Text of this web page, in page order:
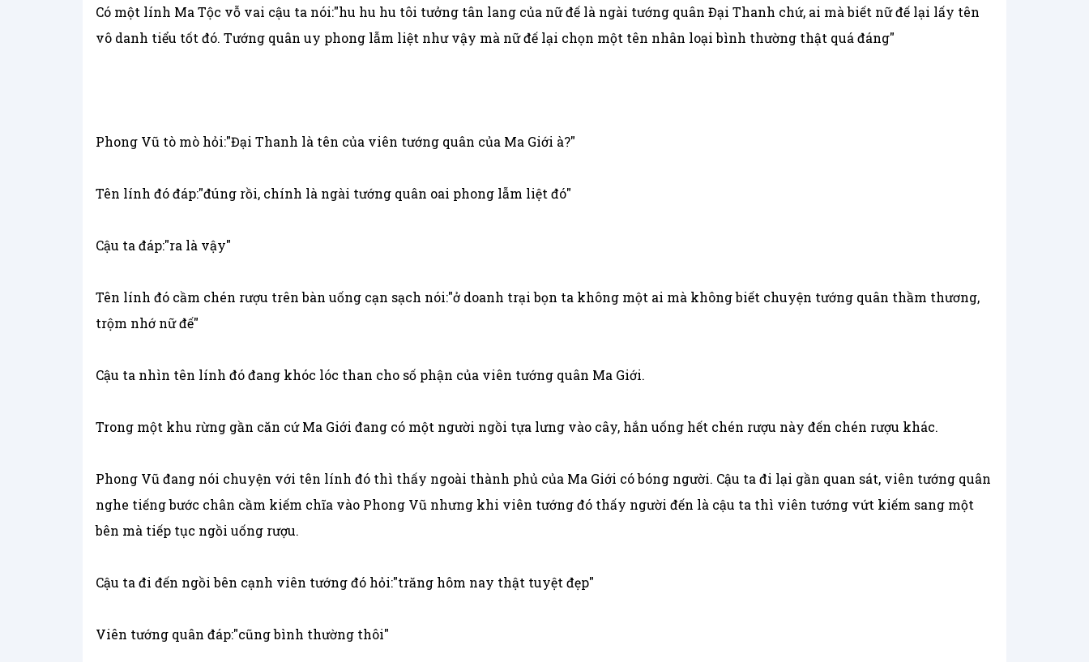
Có một lính Ma Tộc vỗ vai cậu ta nói:"hu hu hu tôi tưởng tân lang của nữ đế là ngài tướng quân Đại Thanh chứ, ai mà biết nữ đế lại lấy tên
vô danh tiểu tốt đó. Tướng quân uy phong lẫm liệt như vậy mà nữ đế lại chọn một tên nhân loại bình thường thật quá đáng"
Phong Vũ tò mò hỏi:"Đại Thanh là tên của viên tướng quân của Ma Giới à?"
Tên lính đó đáp:"đúng rồi, chính là ngài tướng quân oai phong lẫm liệt đó"
Cậu ta đáp:"ra là vậy"
Tên lính đó cầm chén rượu trên bàn uống cạn sạch nói:"ở doanh trại bọn ta không một ai mà không biết chuyện tướng quân thầm thương,
trộm nhớ nữ đế"
Cậu ta nhìn tên lính đó đang khóc lóc than cho số phận của viên tướng quân Ma Giới.
Trong một khu rừng gần căn cứ Ma Giới đang có một người ngồi tựa lưng vào cây, hắn uống hết chén rượu này đến chén rượu khác.
Phong Vũ đang nói chuyện với tên lính đó thì thấy ngoài thành phủ của Ma Giới có bóng người. Cậu ta đi lại gần quan sát, viên tướng quân
nghe tiếng bước chân cầm kiếm chĩa vào Phong Vũ nhưng khi viên tướng đó thấy người đến là cậu ta thì viên tướng vứt kiếm sang một
bên mà tiếp tục ngồi uống rượu.
Cậu ta đi đến ngồi bên cạnh viên tướng đó hỏi:"trăng hôm nay thật tuyệt đẹp"
Viên tướng quân đáp:"cũng bình thường thôi"